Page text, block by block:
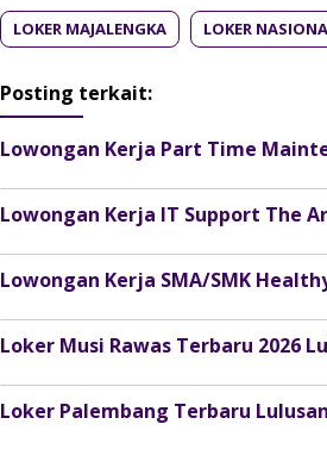
LOKER MAJALENGKA LOKER
Posting terkait:
Lowongan Kerja SMA/SMK